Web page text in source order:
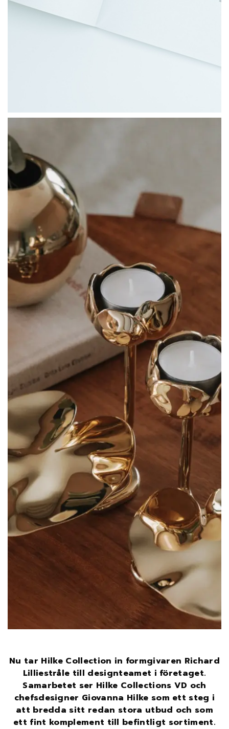
Nu tar Hilke Collection in formgivaren Richard
Lilliestråle till designteamet i företaget.
Samarbetet ser Hilke Collections VD och
chefsdesigner Giovanna Hilke som ett steg i
att bredda sitt redan stora utbud och som
ett fint komplement till befintligt sortiment.